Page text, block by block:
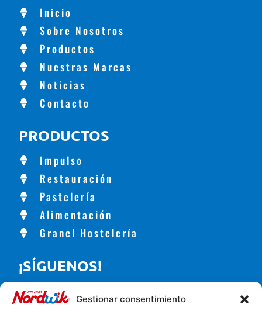
Gestionar consentimiento
Inicio
Sobre Nosotros
Productos
Nuestras Marcas
Noticias
Contacto
PRODUCTOS
Impulso
Restauración
Pastelería
Alimentación
Granel Hostelería
¡SÍGUENOS!